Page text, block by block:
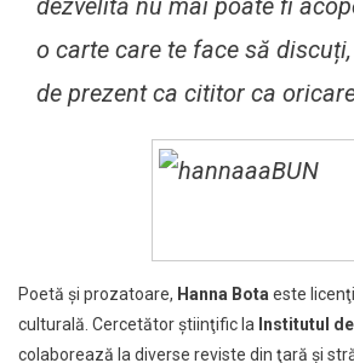
dezvelită nu mai poate fi
o carte care te face să
de prezent ca cititor ca
Poetă şi prozatoare, Hanna Bota este
culturală. Cercetător ştiinţific la Institutul
colaborează la diverse reviste din ţară şi